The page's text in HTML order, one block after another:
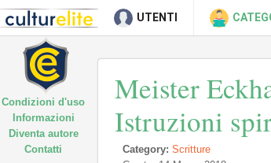
UTENTI
Meister
Istruzioni
Category: Scritture
Condizioni d'uso
Informazioni
Diventa autore
Contatti